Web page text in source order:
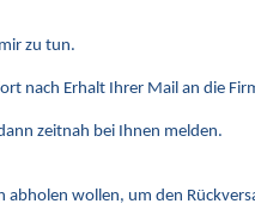
zu tun.
nach Erhalt Ihrer Mail an die
zeitnah bei Ihnen melden.
wollen, um den